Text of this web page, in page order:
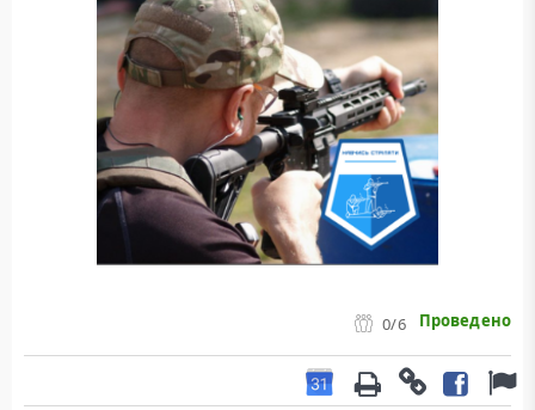
0/6 Проведено